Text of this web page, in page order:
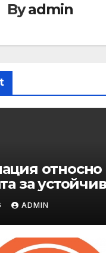
Byadmin
относно
за
ADMIN